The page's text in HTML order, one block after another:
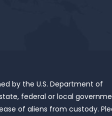
by the U.S. Department of
federal or local
of aliens from custody.